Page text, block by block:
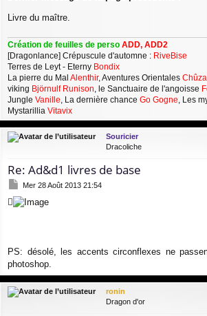
a
e
Livre du maître.
Création de feuilles de perso ADD, ADD2
[Dragonlance] Crépuscule d'automne : RiveBise
Terres de Leyt - Eterny Bondix
La pierre du Mal Alenthir, Aventures Orientales
viking Björnulf Runison, le Sanctuaire de l'angoisse
Jungle Vanille, La dernière chance Go Gogne, Les
Mystarillia Vitavix
Souricier
Dracoliche
Re: Ad&d1 livres de base
M
s
Mer 28 Août 2013 21:54
PS: désolé, les accents circonflexes ne
photoshop.
ronin
Dragon d'or